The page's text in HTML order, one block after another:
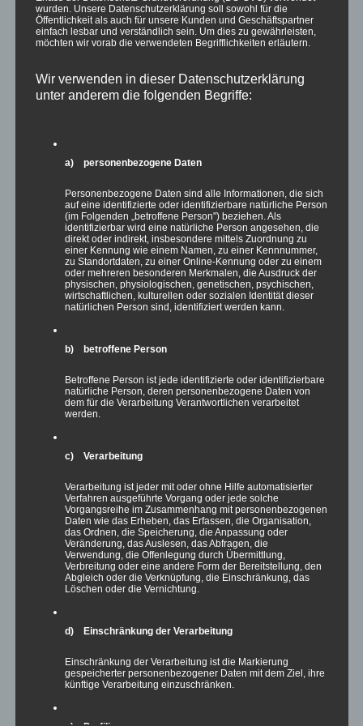
Mai 2022
April 2022
März 2022
Januar 2022
Oktober 2021
September 2021
August 2021
Juli 2021
Juni 2021
Mai 2021
April 2021
März 2021
November 2020
Oktober 2020
Juli 2020
Juni 2020
Mai 2020
April 2020
März 2020
Februar 2020
Januar 2020
Dezember 2019
November 2019
September 2019
wurden. Unsere Datenschutzerklärung soll sowohl für die
Öffentlichkeit als auch für unsere Kunden und Geschäftspartner
einfach lesbar und verständlich sein. Um dies zu gewährleisten,
möchten wir vorab die verwendeten Begrifflichkeiten erläutern.
Wir verwenden in dieser Datenschutzerklärung
unter anderem die folgenden Begriffe:
a) personenbezogene Daten
Personenbezogene Daten sind alle Informationen, die sich
auf eine identifizierte oder identifizierbare natürliche Person
(im Folgenden „betroffene Person") beziehen. Als
identifizierbar wird eine natürliche Person angesehen, die
direkt oder indirekt, insbesondere mittels Zuordnung zu
einer Kennung wie einem Namen, zu einer Kennnummer,
zu Standortdaten, zu einer Online-Kennung oder zu einem
oder mehreren besonderen Merkmalen, die Ausdruck der
physischen, physiologischen, genetischen, psychischen,
wirtschaftlichen, kulturellen oder sozialen Identität dieser
natürlichen Person sind, identifiziert werden kann.
b) betroffene Person
Betroffene Person ist jede identifizierte oder identifizierbare
natürliche Person, deren personenbezogene Daten von
dem für die Verarbeitung Verantwortlichen verarbeitet
werden.
c) Verarbeitung
Verarbeitung ist jeder mit oder ohne Hilfe automatisierter
Verfahren ausgeführte Vorgang oder jede solche
Vorgangsreihe im Zusammenhang mit personenbezogenen
Daten wie das Erheben, das Erfassen, die Organisation,
das Ordnen, die Speicherung, die Anpassung oder
Veränderung, das Auslesen, das Abfragen, die
Verwendung, die Offenlegung durch Übermittlung,
Verbreitung oder eine andere Form der Bereitstellung, den
Abgleich oder die Verknüpfung, die Einschränkung, das
Löschen oder die Vernichtung.
d) Einschränkung der Verarbeitung
Einschränkung der Verarbeitung ist die Markierung
gespeicherter personenbezogener Daten mit dem Ziel, ihre
künftige Verarbeitung einzuschränken.